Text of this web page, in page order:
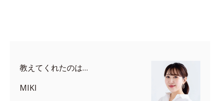
教えてくれたのは…
MIKI